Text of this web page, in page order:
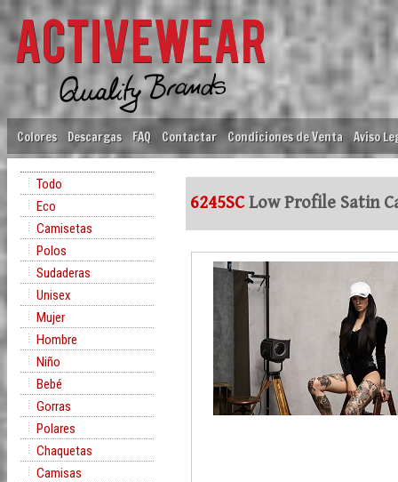
Colores Descargas FAQ Contactar Condiciones de Venta Aviso
Todo
Eco
Camisetas
Polos
Sudaderas
Unisex
Mujer
Hombre
Niño
Bebé
Gorras
Polares
Chaquetas
Camisas
6245SCLow Profile Satin